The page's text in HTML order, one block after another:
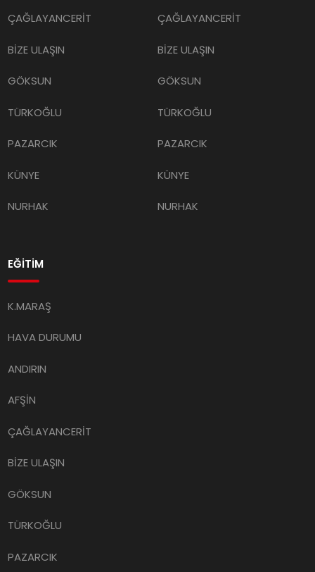
ÇAĞLAYANCERİT
BİZE ULAŞIN
GÖKSUN
TÜRKOĞLU
PAZARCIK
KÜNYE
NURHAK
ÇAĞLAYANCERİT
BİZE ULAŞIN
GÖKSUN
TÜRKOĞLU
PAZARCIK
KÜNYE
NURHAK
EĞİTİM
K.MARAŞ
HAVA DURUMU
ANDIRIN
AFŞİN
ÇAĞLAYANCERİT
BİZE ULAŞIN
GÖKSUN
TÜRKOĞLU
PAZARCIK